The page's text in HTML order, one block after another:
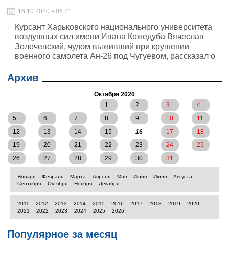
16.10.2020 в 06:21
Курсант Харьковского национального университета
воздушных сил имени Ивана Кожедуба Вячеслав
Золочевский, чудом выживший при крушении
военного самолета Ан-26 под Чугуевом, рассказал о
Архив
Октября 2020
1
2 3
4
5
6 7 8 9 10
11
12
13 14 15 16 17
18
19
20 21 22 23 24
25
26
27 28 29 30 31
Января Февраля Марта Апреля Мая Июня Июля
Августа
Сентября
Октября Ноября Декабря
2011 2012 2013 2014 2015 2016 2017 2018 2019
2020
2021
2022 2023 2024 2025 2026
Популярное за месяц